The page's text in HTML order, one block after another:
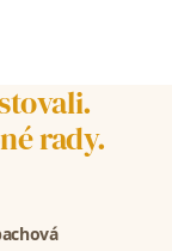
rady.